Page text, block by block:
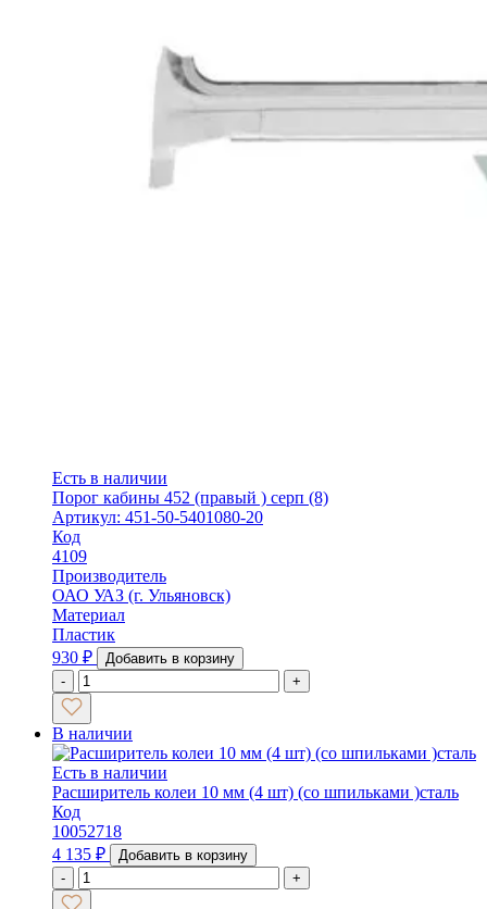
Есть в наличии
Порог кабины 452 (правый ) серп (8)
Артикул: 451-50-5401080-20
Код
4109
Производитель
ОАО УАЗ (г. Ульяновск)
Материал
Пластик
930 ₽
Добавить в корзину
-
+
В наличии
Есть в наличии
Расширитель колеи 10 мм (4 шт) (со шпильками )сталь
Код
10052718
4 135 ₽
Добавить в корзину
-
+